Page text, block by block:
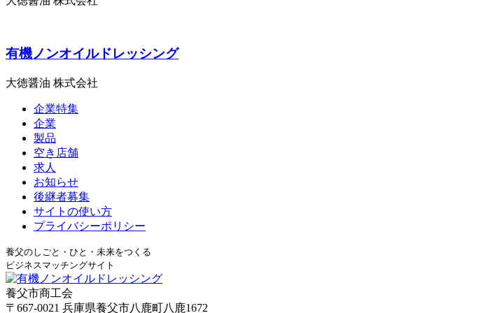
有機ノンオイルドレッシング
大徳醤油 株式会社
企業特集
企業
製品
空き店舗
求人
お知らせ
後継者募集
サイトの使い方
プライバシーポリシー
養父のしごと・ひと・未来をつくる
ビジネスマッチングサイト
養父市商工会
〒667-0021 兵庫県養父市八鹿町八鹿1672